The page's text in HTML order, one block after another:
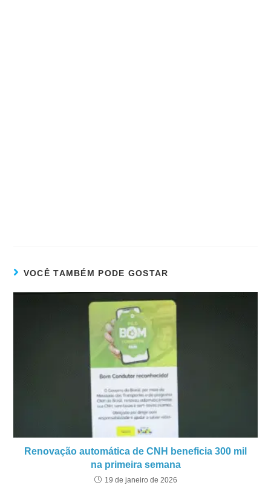
VOCÊ TAMBÉM PODE GOSTAR
Renovação automática de CNH beneficia 300 mil
na primeira semana
19 de janeiro de 2026